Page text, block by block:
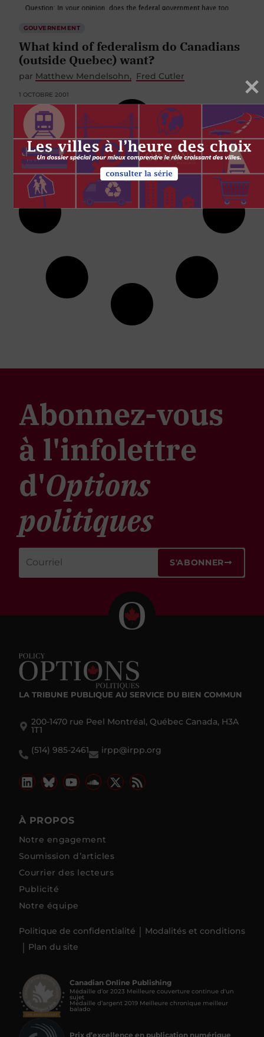
GOUVERNEMENT
What kind of federalism do Canadians
(outside Quebec) want?
par Matthew Mendelsohn Fred Cutler
1 OCTOBRE 2001
Abonnez-vous
à l'infolettre
d'Options
politiques
S'ABONNER
LA TRIBUNE PUBLIQUE AU SERVICE DU BIEN COMMUN
200-1470 rue Peel Montréal, Québec Canada, H3A
1T1
(514) 985-2461
irpp@irpp.org
À PROPOS
Notre engagement
Soumission d’articles
Courrier des lecteurs
Publicité
Notre équipe
Politique de confidentialité
Modalités et conditions
Plan du site
Canadian Online Publishing
Médaille d’or 2023 Meilleure couverture continue d'un
sujet
Médaille d’argent 2019 Meilleure chronique meilleur
balado
Prix d’excellence en publication numérique